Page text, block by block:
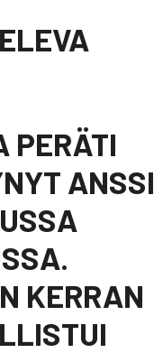
PERÄTI
ANSSI
KERRAN